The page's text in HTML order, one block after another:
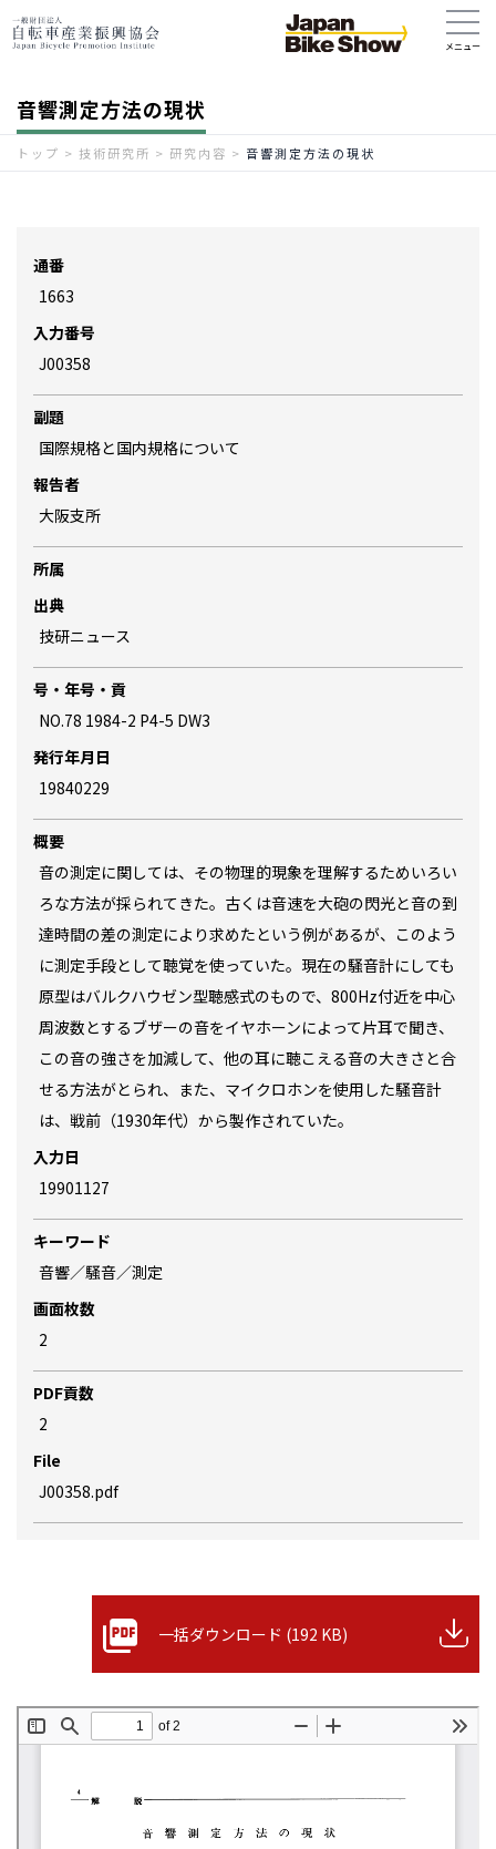
音響測定方法の現状
トップ > 技術研究所 > 研究内容 > 音響測定方法の現状
通番
1663
入力番号
J00358
副題
国際規格と国内規格について
報告者
大阪支所
所属
出典
技研ニュース
号・年号・貢
NO.78 1984-2 P4-5 DW3
発行年月日
19840229
概要
音の測定に関しては、その物理的現象を理解するためいろい
ろな方法が採られてきた。古くは音速を大砲の閃光と音の到
達時間の差の測定により求めたという例があるが、このよう
に測定手段として聴覚を使っていた。現在の騒音計にしても
原型はバルクハウゼン型聴感式のもので、800Hz付近を中心
周波数とするブザーの音をイヤホーンによって片耳で聞き、
この音の強さを加減して、他の耳に聴こえる音の大きさと合
せる方法がとられ、また、マイクロホンを使用した騒音計
は、戦前（1930年代）から製作されていた。
入力日
19901127
キーワード
音響／騒音／測定
画面枚数
2
PDF貢数
2
File
J00358.pdf
一括ダウンロード (192 KB)